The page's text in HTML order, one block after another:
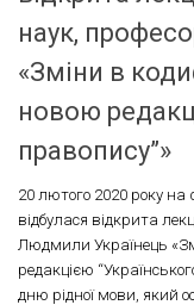
наук,
«Зміни в
новою
правопису”»
20 лютого 2020 року на
відбулася відкрита
Людмили Українець
редакцією
дню рідної мови, який